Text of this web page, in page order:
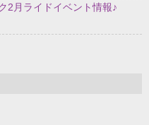
2月ライドイベント情報♪